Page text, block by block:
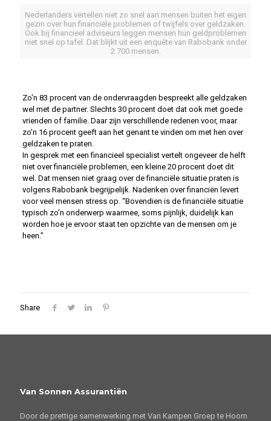
Nederlanders vertellen niet zo snel aan mensen buiten het eigen
gezin over hun financiële problemen of twijfels over geldzaken.
Ook bij financieel adviseurs leggen mensen hun geldproblemen
niet snel op tafel. Dat blijkt uit een enquête van Rabobank onder
2.700 mensen.
Zo'n 83 procent van de ondervraagden bespreekt alle geldzaken
wel met de partner. Slechts 30 procent doet dat ook met goede
vrienden of familie. Daar zijn verschillende redenen voor, maar
zo'n 16 procent geeft aan het genant te vinden om met hen over
geldzaken te praten.
In gesprek met een financieel specialist vertelt ongeveer de helft
niet over financiële problemen, een kleine 20 procent doet dit
wel. Dat mensen niet graag over de financiële situatie praten is
volgens Rabobank begrijpelijk. Nadenken over financiën levert
voor veel mensen stress op. “Bovendien is de financiële situatie
typisch zo’n onderwerp waarmee, soms pijnlijk, duidelijk kan
worden hoe je ervoor staat ten opzichte van de mensen om je
heen.”
Share
Van Sonnen Assurantiën
Door de prettige samenwerking met Van Kampen Groep te Hoorn